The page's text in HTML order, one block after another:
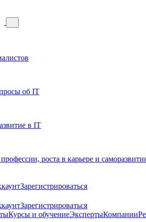
об IT
в IT
роста в карьере и
Зарегистрироваться
Зарегистрироваться
Курсы и обучениеЭкспертыКомпании